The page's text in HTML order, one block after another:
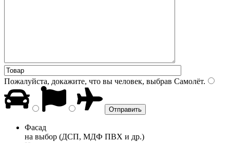
Пожалуйста, докажите, что вы человек, выбрав Самолёт.
Фасад
на выбор (ДСП, МДФ ПВХ и др.)